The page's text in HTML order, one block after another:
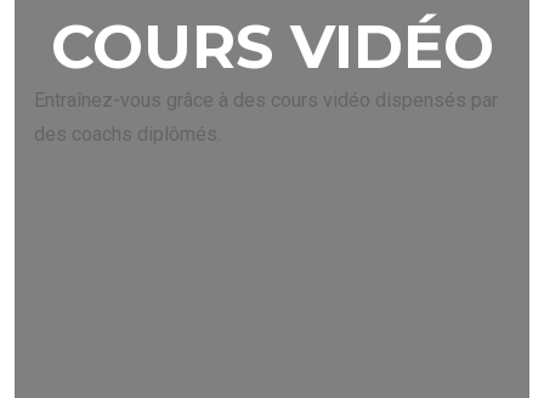
COURS VIDÉO
Entraînez-vous grâce à des cours vidéo dispensés par
des coachs diplômés.